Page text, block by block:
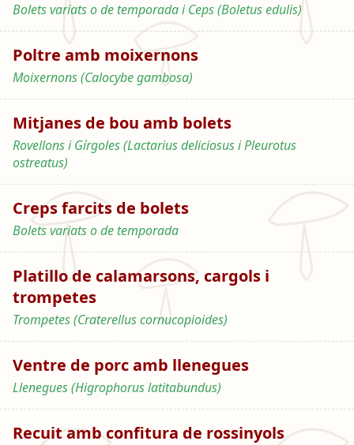
Bolets variats o de temporada i Ceps (Boletus edulis)
Poltre amb moixernons
Moixernons (Calocybe gambosa)
Mitjanes de bou amb bolets
Rovellons i Gírgoles (Lactarius deliciosus i Pleurotus
ostreatus)
Creps farcits de bolets
Bolets variats o de temporada
Platillo de calamarsons, cargols i
trompetes
Trompetes (Craterellus cornucopioides)
Ventre de porc amb llenegues
Llenegues (Higrophorus latitabundus)
Recuit amb confitura de rossinyols